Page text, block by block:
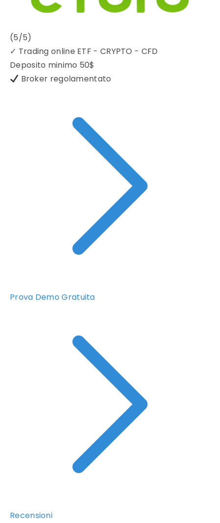
(5/5)
✓ Trading online ETF - CRYPTO - CFD
Deposito minimo 50$
Broker regolamentato
Prova Demo Gratuita
Recensioni